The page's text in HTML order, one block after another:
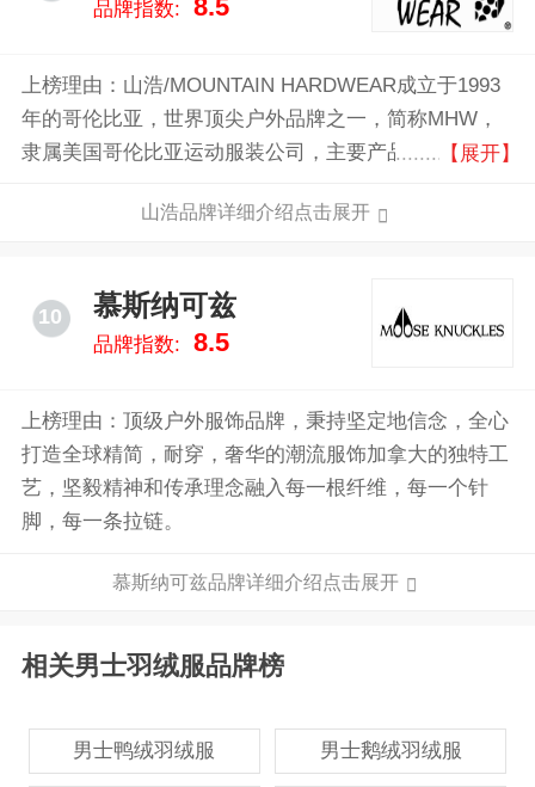
品牌指数: 8.5
上榜理由：山浩/MOUNTAIN HARDWEAR成立于1993
年的哥伦比亚，世界顶尖户外品牌之一，简称MHW，
隶属美国哥伦比亚运动服装公司，主要产品包括户外服
公司以3000多万美元的价格收购。
【展开】
山浩品牌详细介绍点击展开
10 慕斯纳可兹
品牌指数: 8.5
上榜理由：顶级户外服饰品牌，秉持坚定地信念，全心
打造全球精简，耐穿，奢华的潮流服饰加拿大的独特工
艺，坚毅精神和传承理念融入每一根纤维，每一个针
脚，每一条拉链。
慕斯纳可兹品牌详细介绍点击展开
相关男士羽绒服品牌榜
男士鸭绒羽绒服 男士鹅绒羽绒服